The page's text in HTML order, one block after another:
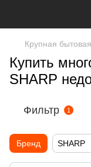
Крупная
Купить
SHARP
Фильтр 1
Бренд SHARP